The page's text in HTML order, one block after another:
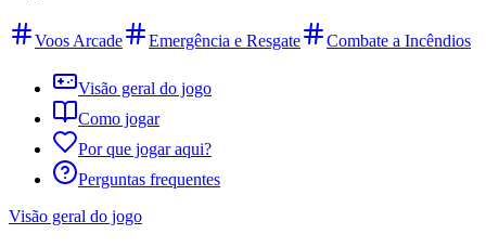
Voos Arcade Emergência e Resgate Combate a Incêndios
Visão geral do jogo
Como jogar
Por que jogar aqui?
Perguntas frequentes
Visão geral do jogo